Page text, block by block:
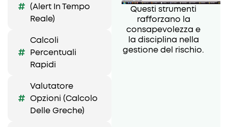
(alert In Tempo
Reale)
Calcoli
Percentuali
Rapidi
Valutatore
Opzioni (calcolo
Delle Greche)
Questi strumenti
rafforzano la
consapevolezza e
la disciplina nella
gestione del rischio.